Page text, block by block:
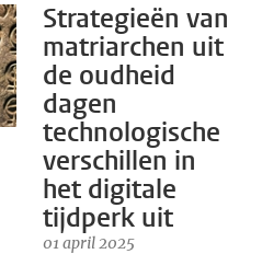
Strategieën van
matriarchen uit
de oudheid
dagen
technologische
verschillen in
het digitale
tijdperk uit
01 april 2025